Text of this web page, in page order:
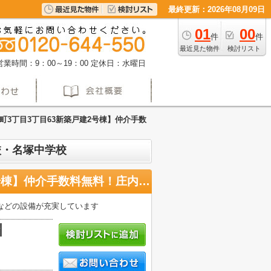
最終更新：2026年08月09日
01件
最近見た物件
00件
検討リスト
業時間：9：00～19：00 定休日：水曜日
3丁目3丁目63新築戸建2号棟】仲介手数
名塚中学校
【名古屋市西区上堀越町3丁目3丁目63新築戸建2号棟】仲介手数料無料！庄内小学校・名塚中学校
どの設備が充実しています